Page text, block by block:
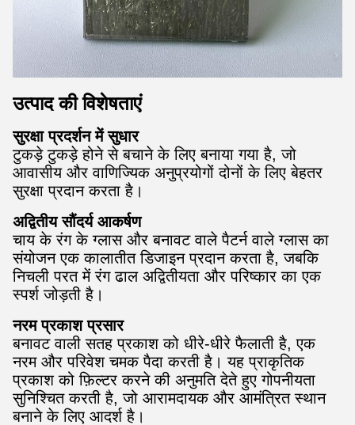
उत्पाद की विशेषताएं
सुरक्षा प्रदर्शन में सुधार
टुकड़े टुकड़े होने से बचाने के लिए बनाया गया है, जो
आवासीय और वाणिज्यिक अनुप्रयोगों दोनों के लिए बेहतर
सुरक्षा प्रदान करता है।
अद्वितीय सौंदर्य आकर्षण
चाय के रंग के ग्लास और बनावट वाले पैटर्न वाले ग्लास का
संयोजन एक कालातीत डिजाइन प्रदान करता है, जबकि
निचली परत में रंग ढाल अद्वितीयता और परिष्कार का एक
स्पर्श जोड़ती है।
नरम प्रकाश प्रसार
बनावट वाली सतह प्रकाश को धीरे-धीरे फैलाती है, एक
नरम और परिवेश चमक पैदा करती है। यह प्राकृतिक
प्रकाश को फ़िल्टर करने की अनुमति देते हुए गोपनीयता
सुनिश्चित करती है, जो आरामदायक और आमंत्रित स्थान
बनाने के लिए आदर्श है।